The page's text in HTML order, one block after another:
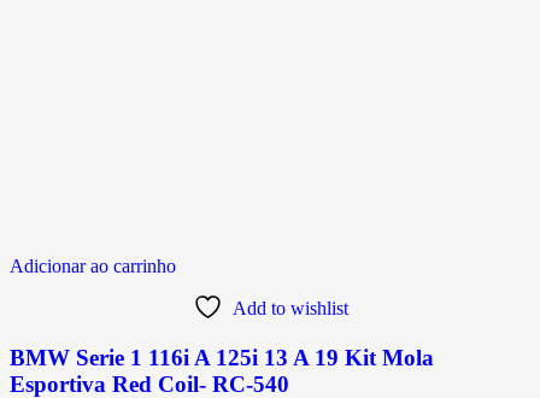
Adicionar ao carrinho
Add to wishlist
BMW Serie 1 116i A 125i 13 A 19 Kit Mola
Esportiva Red Coil- RC-540